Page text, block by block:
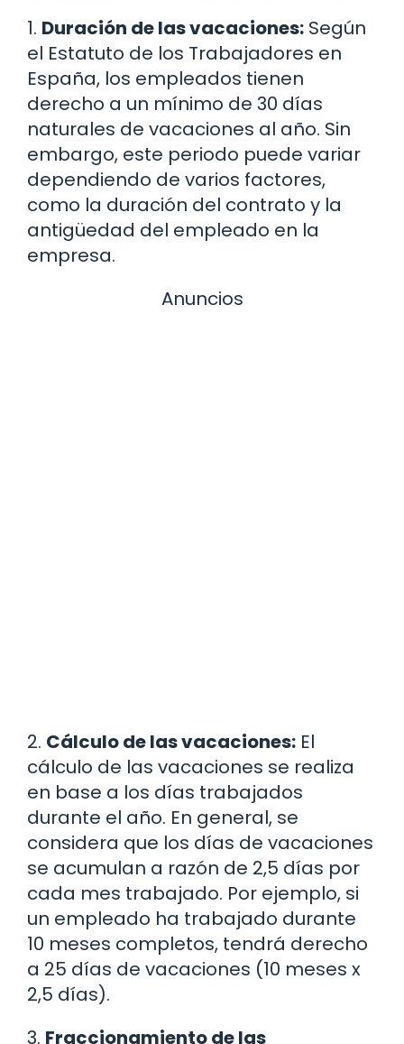
1. Duración de las vacaciones: Según
el Estatuto de los Trabajadores en
España, los empleados tienen
derecho a un mínimo de 30 días
naturales de vacaciones al año. Sin
embargo, este periodo puede variar
dependiendo de varios factores,
como la duración del contrato y la
antigüedad del empleado en la
empresa.
Anuncios
2. Cálculo de las vacaciones: El
cálculo de las vacaciones se realiza
en base a los días trabajados
durante el año. En general, se
considera que los días de vacaciones
se acumulan a razón de 2,5 días por
cada mes trabajado. Por ejemplo, si
un empleado ha trabajado durante
10 meses completos, tendrá derecho
a 25 días de vacaciones (10 meses x
2,5 días).
3. Fraccionamiento de las